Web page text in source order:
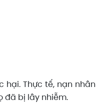
Thực tế, nạn
đã bị lây nhiễm.